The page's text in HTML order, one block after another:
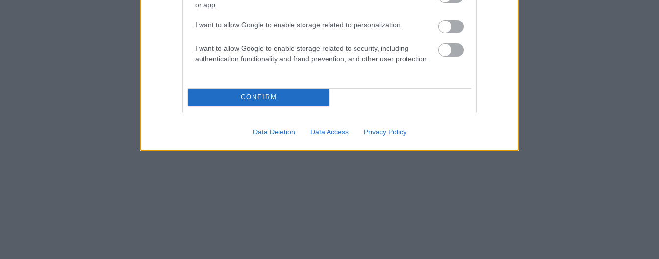
or app.
I want to allow Google to enable storage related to personalization.
I want to allow Google to enable storage related to security, including
authentication functionality and fraud prevention, and other user protection.
CONFIRM
Data Deletion Data Access Privacy Policy